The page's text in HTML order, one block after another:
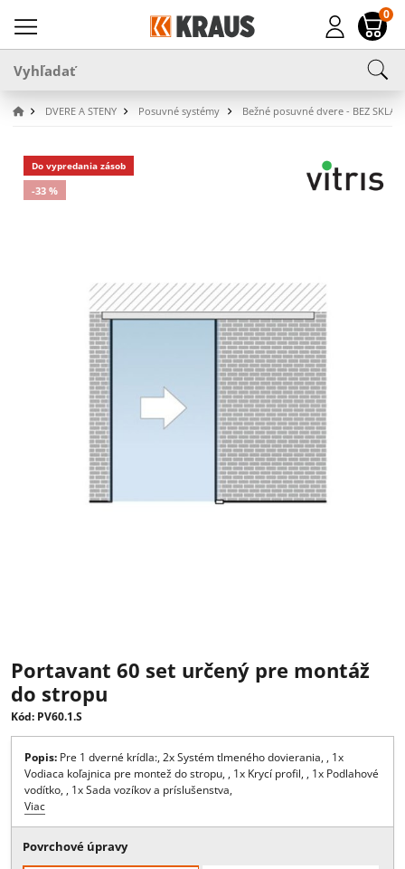
0
DVERE A STENY Posuvné systémy Bežné posuvné dvere - BEZ SKLA
Do vypredania zásob
Portavant 60 set určený pre
do stropu
Kód: PV60.1.S
Popis: Pre 1 dverné krídla:, 2x Systém tlmeného dovierania, , 1x
Vodiaca koľajnica pre montež do stropu, , 1x Krycí profil, , 1x